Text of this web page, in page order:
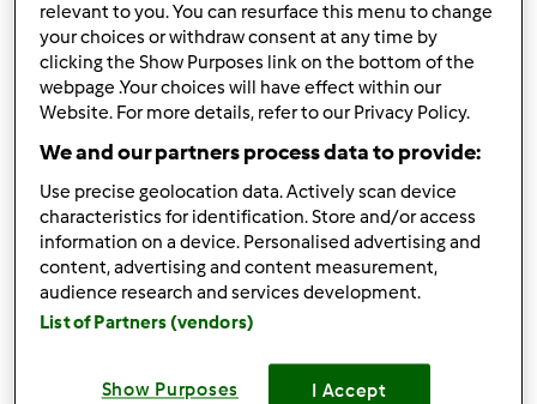
Melhor receita
Pão de Aveia e Amêndoas
Receitas mais comentada
Pequeno almoço de aveia completo
Comentários
0
Receitas(2)
relevant to you. You can resurface this menu to change
your choices or withdraw consent at any time by
clicking the Show Purposes link on the bottom of the
webpage .Your choices will have effect within our
Website. For more details, refer to our Privacy Policy.
We and our partners process data to provide:
Use precise geolocation data. Actively scan device
characteristics for identification. Store and/or access
information on a device. Personalised advertising and
content, advertising and content measurement,
audience research and services development.
List of Partners (vendors)
Show Purposes I Accept